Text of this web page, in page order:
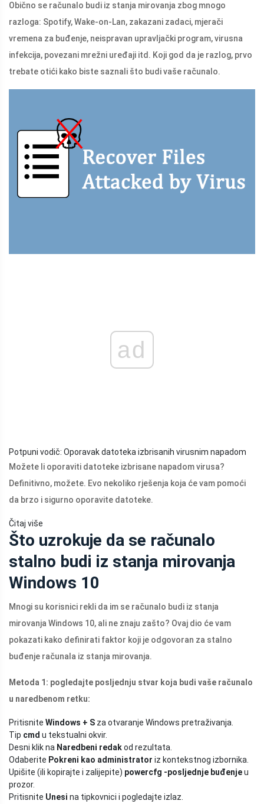
Obično se računalo budi iz stanja mirovanja zbog mnogo
razloga: Spotify, Wake-on-Lan, zakazani zadaci, mjerači
vremena za buđenje, neispravan upravljački program, virusna
infekcija, povezani mrežni uređaji itd. Koji god da je razlog, prvo
trebate otići kako biste saznali što budi vaše računalo.
ad
Potpuni vodič: Oporavak datoteka izbrisanih virusnim napadom
Možete li oporaviti datoteke izbrisane napadom virusa?
Definitivno, možete. Evo nekoliko rješenja koja će vam pomoći
da brzo i sigurno oporavite datoteke.
Čitaj više
Što uzrokuje da se računalo
stalno budi iz stanja mirovanja
Windows 10
Mnogi su korisnici rekli da im se računalo budi iz stanja
mirovanja Windows 10, ali ne znaju zašto? Ovaj dio će vam
pokazati kako definirati faktor koji je odgovoran za stalno
buđenje računala iz stanja mirovanja.
Metoda 1: pogledajte posljednju stvar koja budi vaše računalo
u naredbenom retku:
Pritisnite Windows + S za otvaranje Windows pretraživanja.
Tip cmd u tekstualni okvir.
Desni klik na Naredbeni redakod rezultata.
Odaberite Pokreni kao administrator iz kontekstnog izbornika.
Upišite (ili kopirajte i zalijepite) powercfg -posljednje buđenjeu
prozor.
Pritisnite Unesi na tipkovnici i pogledajte izlaz.